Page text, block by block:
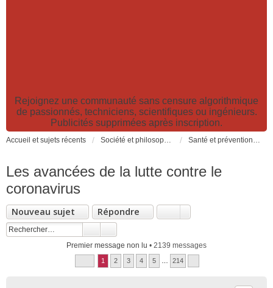
Rejoignez une communauté sans censure algorithmique
de passionnés, techniciens, scientifiques ou ingénieurs.
Publicités supprimées après inscription.
Accueil et sujets récents Société et philosophie. Sciences et technologies. Santé et prévention. Santé et prévention. Pollutions, causes et effets des risques environnementaux
Les avancées de la lutte contre le
coronavirus
Nouveau sujet Répondre
Premier message non lu • 2139 messages
1 2 3 4 5 214